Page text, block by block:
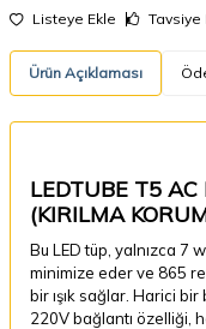
Listeye Ekle Tavsiye
Ürün Açıklaması
LEDTUBE T5
(KIRILMA
Bu LED tüp, yalnızca 7
minimize eder ve 865
bir ışık sağlar. Harici
220V bağlantı özelliği,